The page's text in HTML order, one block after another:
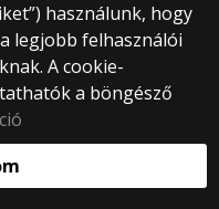
használunk, hogy
legjobb felhasználói
A cookie-
a böngésző